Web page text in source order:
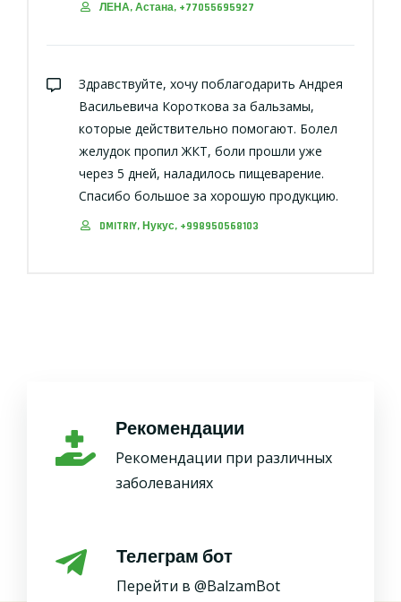
ЛЕНА, Астана, +77055695927
Здравствуйте, хочу поблагодарить Андрея
Васильевича Короткова за бальзамы,
которые действительно помогают. Болел
желудок пропил ЖКТ, боли прошли уже
через 5 дней, наладилось пищеварение.
Спасибо большое за хорошую продукцию.
DMITRIY, Нукус, +998950568103
Рекомендации
Рекомендации при различных
заболеваниях
Телеграм бот
Перейти в @BalzamBot